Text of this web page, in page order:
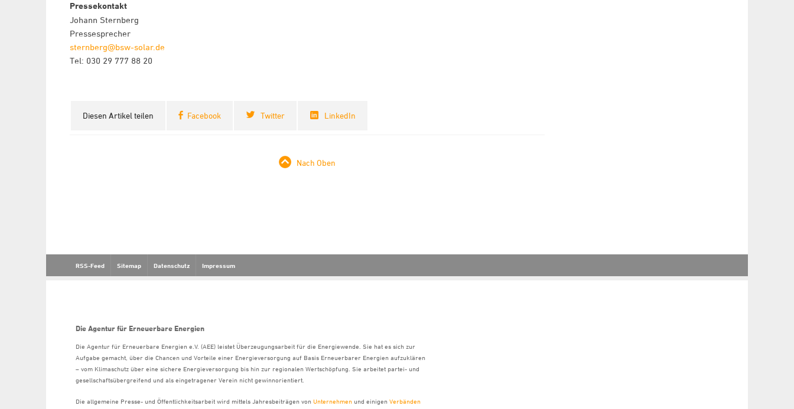
Pressekontakt
Johann Sternberg
Pressesprecher
sternberg@bsw-solar.de
Tel: 030 29 777 88 20
Diesen Artikel teilen Facebook Twitter LinkedIn
Nach Oben
RSS-Feed Sitemap Datenschutz Impressum
Die Agentur für Erneuerbare Energien
Die Agentur für Erneuerbare Energien e.V. (AEE) leistet Überzeugungsarbeit für die Energiewende. Sie hat es sich zur
Aufgabe gemacht, über die Chancen und Vorteile einer Energieversorgung auf Basis Erneuerbarer Energien aufzuklären
– vom Klimaschutz über eine sichere Energieversorgung bis hin zur regionalen Wertschöpfung. Sie arbeitet partei- und
gesellschaftsübergreifend und als eingetragener Verein nicht gewinnorientiert.
Die allgemeine Presse- und Öffentlichkeitsarbeit wird mittels Jahresbeiträgen von Unternehmen und einigen Verbänden